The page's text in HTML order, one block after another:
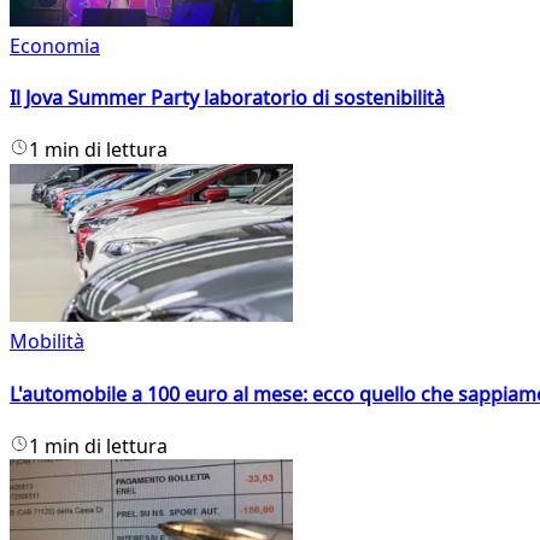
Economia
Il Jova Summer Party laboratorio di sostenibilità
1 min di lettura
Mobilità
L'automobile a 100 euro al mese: ecco quello che
1 min di lettura